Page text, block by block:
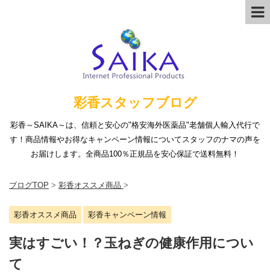
彩香スタッフブログ
彩香～SAIKA～は、信頼と安心の"格安海外医薬品"老舗個人輸入代行で
す！商品情報やお得なキャンペーン情報についてスタッフのナマの声を
お届けします。全商品100％正規品を安心保証で送料無料！
ブログTOP > 彩香オススメ商品 >
彩香オススメ商品 彩香キャンペーン情報
実はすごい！？玉ねぎの健康作用につい
て